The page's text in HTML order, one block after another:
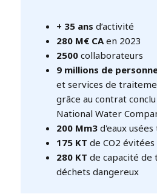
+ 35 ans d’activité
280 M€ CAen 2023
2500 collaborateurs
9 millions de
et services de
grâce au contrat
National Water
200 Mm3 d'eaux
175 KT de CO2 évitées
280 KT de capacité
déchets dangereux